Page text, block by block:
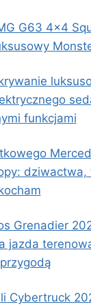
G63 4×4
funkcjami
dziwactwa,
Grenadier
jazda
Cybertruck